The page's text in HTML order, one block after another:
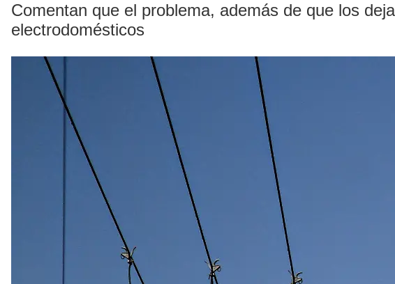
Comentan que el problema, además de que los
electrodomésticos